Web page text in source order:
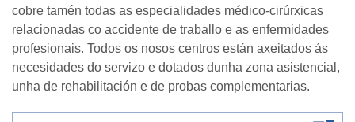
cobre tamén todas as especialidades médico-cirúrxicas
relacionadas co accidente de traballo e as enfermidades
profesionais. Todos os nosos centros están axeitados ás
necesidades do servizo e dotados dunha zona asistencial,
unha de rehabilitación e de probas complementarias.